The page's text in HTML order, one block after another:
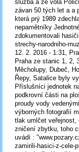
služba a že volá
závan 50.tých let a a
která prý 1989
nepamětníky
zdokumentovali
strechy-narodniho-
12. 2. 2016 - 1:31,
Praha ze stanic 1, 2,
Měcholupy, Dubeč,
Řepy, Satalice byly
Příslušníci jednotek
podkrovní části na
proudy vody
výborných fotografií
tlak umlčet
zničení zbytku, toho
uvádí :
zamirili-hasici-z-cele-